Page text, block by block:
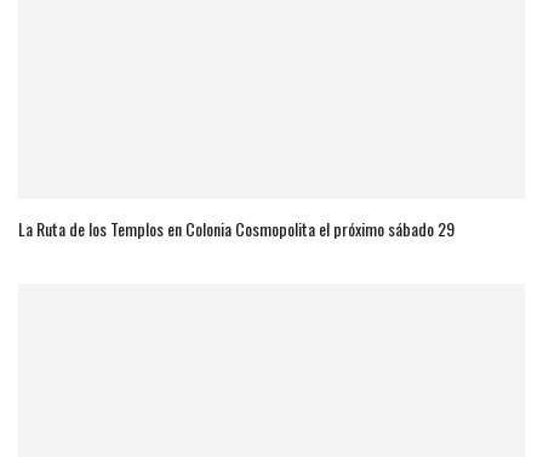
La Ruta de los Templos en Colonia Cosmopolita el próximo sábado 29